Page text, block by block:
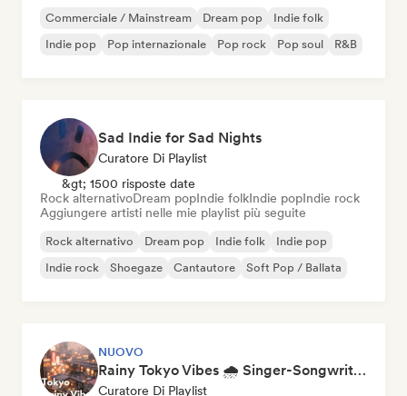
Commerciale / Mainstream Dream pop
Indie folk
Indie pop
Pop internazionale Pop rock Pop soul R&B
Sad Indie for Sad Nights
Curatore Di Playlist
&gt; 1500 risposte date
Rock alternativoDream popIndie folkIndie popIndie rock
Aggiungere artisti nelle mie playlist più seguite
Rock alternativo Dream pop Indie folk
Indie pop
Indie rock
Shoegaze Cantautore Soft Pop / Ballata
NUOVO
Rainy Tokyo Vibes 🌧️ Singer-Songwriter, Dream Pop & Neoclassical
Curatore Di Playlist